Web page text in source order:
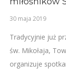
30 maja 2019
Tradycyjnie już
św. Mikołaja,
organizuje